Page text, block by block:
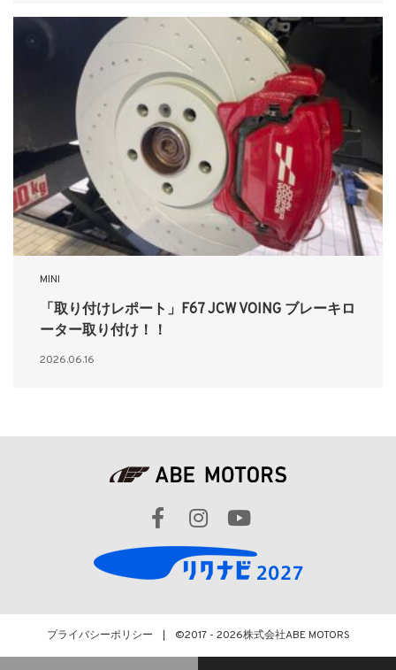
MINI
「取り付けレポート」F67 JCW VOING ブレーキロ
ーター取り付け！！
2026.06.16
プライバシーポリシー ©2017 - 2026株式会社ABE MOTORS